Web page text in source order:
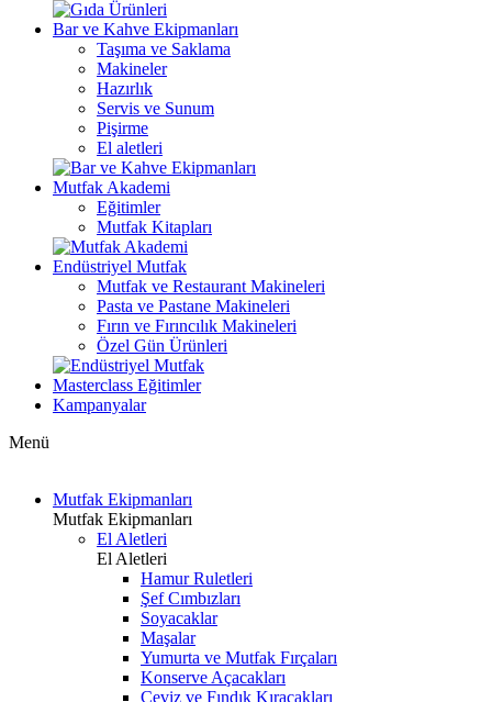
Bar ve Kahve Ekipmanları
Taşıma ve Saklama
Makineler
Hazırlık
Servis ve Sunum
Pişirme
El aletleri
Mutfak Akademi
Eğitimler
Mutfak Kitapları
Endüstriyel Mutfak
Mutfak ve Restaurant Makineleri
Pasta ve Pastane Makineleri
Fırın ve Fırıncılık Makineleri
Özel Gün Ürünleri
Masterclass Eğitimler
Kampanyalar
Menü
Mutfak Ekipmanları
Mutfak Ekipmanları
El Aletleri
El Aletleri
Hamur Ruletleri
Şef Cımbızları
Soyacaklar
Maşalar
Yumurta ve Mutfak Fırçaları
Konserve Açacakları
Ceviz ve Fındık Kıracakları